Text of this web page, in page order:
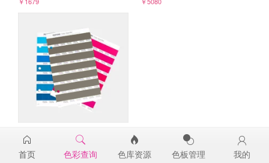
19-0809TPG
￥98
首页 色彩查询 色库资源 色板管理 我的